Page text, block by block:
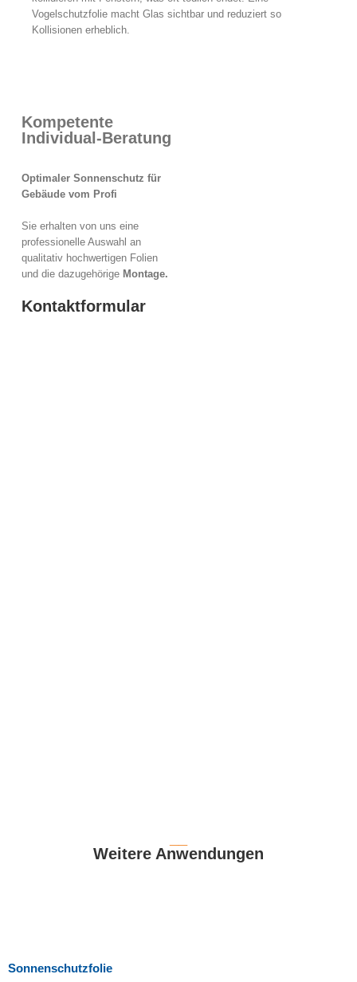
Vogelschutzfolie macht Glas sichtbar und reduziert so
Kollisionen erheblich.
Kompetente
Individual-Beratung
Optimaler Sonnenschutz für
Gebäude vom Profi
Sie erhalten von uns eine
professionelle Auswahl an
qualitativ hochwertigen Folien
und die dazugehörige Montage.
Kontaktformular
Weitere Anwendungen
Sonnenschutzfolie